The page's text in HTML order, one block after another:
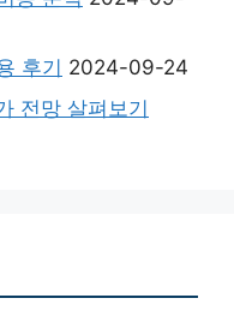
후기 2024-09-24
전망 살펴보기